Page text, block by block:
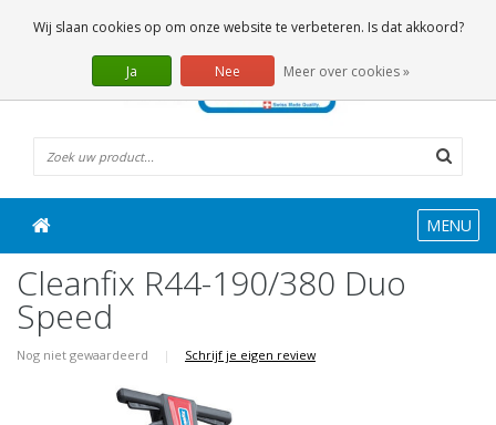
0 Artikelen
MENU
Cleanfix R44-190/380 Duo
Speed
Nog niet gewaardeerd | Schrijf je eigen review
Wij slaan cookies op om onze website te verbeteren. Is dat akkoord?
Ja Nee Meer over cookies »